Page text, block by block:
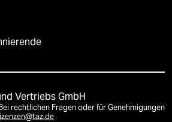
Vertriebs GmbH
rechtlichen Fragen oder für Genehmigungen